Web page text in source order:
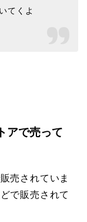
てくよ
アで売って
売されていま
で販売されて